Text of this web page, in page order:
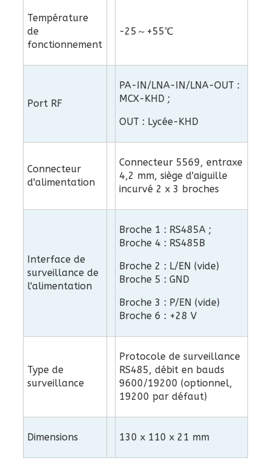
Température
de
fonctionnement
-25～+55℃
Port RF
PA-IN/LNA-IN/LNA-OUT :
MCX-KHD ;
OUT : Lycée-KHD
Connecteur
d'alimentation
Connecteur 5569, entraxe
4,2 mm, siège d'aiguille
incurvé 2 x 3 broches
Interface de
surveillance de
l'alimentation
Broche 1 : RS485A ;
Broche 4 : RS485B
Broche 2 : L/EN (vide)
Broche 5 : GND
Broche 3 : P/EN (vide)
Broche 6 : +28 V
Type de
surveillance
Protocole de surveillance
RS485, débit en bauds
9600/19200 (optionnel,
19200 par défaut)
Dimensions 130 x 110 x 21 mm